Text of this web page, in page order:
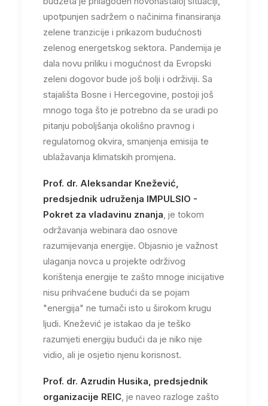
upotpunjen sadržem o načinima finansiranja
zelene tranzicije i prikazom budućnosti
zelenog energetskog sektora. Pandemija je
dala novu priliku i mogućnost da Evropski
zeleni dogovor bude još bolji i održiviji. Sa
stajališta Bosne i Hercegovine, postoji još
mnogo toga što je potrebno da se uradi po
pitanju poboljšanja okolišno pravnog i
regulatornog okvira, smanjenja emisija te
ublažavanja klimatskih promjena.
Prof. dr. Aleksandar Knežević,
predsjednik udruženja IMPULSIO -
Pokret za vladavinu znanja, je tokom
održavanja webinara dao osnove
razumijevanja energije. Objasnio je važnost
ulaganja novca u projekte održivog
korištenja energije te zašto mnoge inicijative
nisu prihvaćene budući da se pojam
"energija" ne tumači isto u širokom krugu
ljudi. Knežević je istakao da je teško
razumjeti energiju budući da je niko nije
vidio, ali je osjetio njenu korisnost.
Prof. dr. Azrudin Husika, predsjednik
organizacije REIC, je naveo razloge zašto